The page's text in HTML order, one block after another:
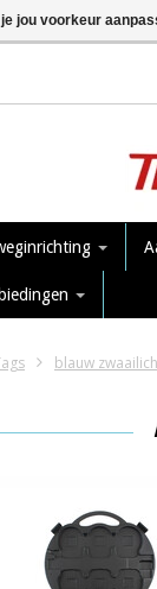
blauw
jou voorkeur